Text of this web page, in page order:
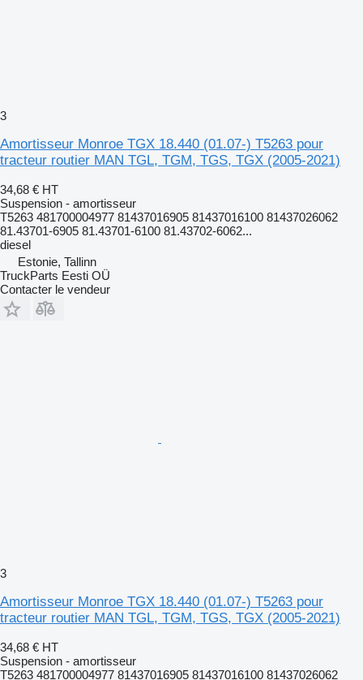
3
Amortisseur Monroe TGX 18.440 (01.07-) T5263 pour
tracteur routier MAN TGL, TGM, TGS, TGX (2005-2021)
34,68 € HT
Suspension - amortisseur
T5263 481700004977 81437016905 81437016100 81437026062
81.43701-6905 81.43701-6100 81.43702-6062...
diesel
Estonie, Tallinn
TruckParts Eesti OÜ
Contacter le vendeur
3
Amortisseur Monroe TGX 18.440 (01.07-) T5263 pour
tracteur routier MAN TGL, TGM, TGS, TGX (2005-2021)
34,68 € HT
Suspension - amortisseur
T5263 481700004977 81437016905 81437016100 81437026062